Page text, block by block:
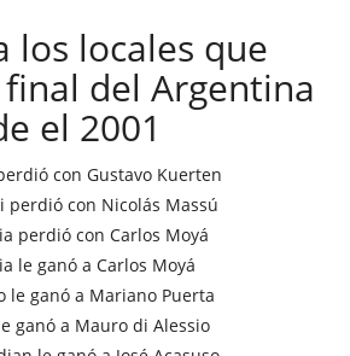
los locales que
del Argentina
el 2001
con Gustavo Kuerten
perdió con Nicolás Massú
perdió con Carlos Moyá
le ganó a Carlos Moyá
le ganó a Mariano Puerta
ganó a Mauro di Alessio